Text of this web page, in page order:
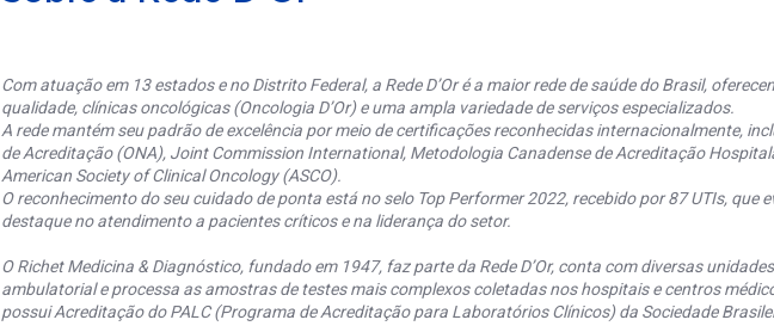
Com atuação em 13 estados e no Distrito Federal, a Rede D’Or é a maior rede de saúde do Brasil,
qualidade, clínicas oncológicas (Oncologia D’Or) e uma ampla variedade de serviços especializados.
A rede mantém seu padrão de excelência por meio de certificações reconhecidas internacionalmente,
de Acreditação (ONA), Joint Commission International, Metodologia Canadense de Acreditação
American Society of Clinical Oncology (ASCO).
O reconhecimento do seu cuidado de ponta está no selo Top Performer 2022, recebido por 87 UTIs, que
destaque no atendimento a pacientes críticos e na liderança do setor.
O Richet Medicina & Diagnóstico, fundado em 1947, faz parte da Rede D’Or, conta com diversas
ambulatorial e processa as amostras de testes mais complexos coletadas nos hospitais e centros
possui Acreditação do PALC (Programa de Acreditação para Laboratórios Clínicos) da Sociedade